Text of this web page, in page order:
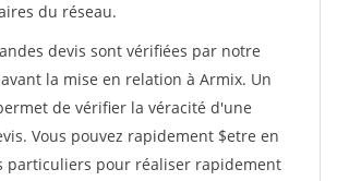
du réseau.
devis sont vérifiées par notre
la mise en relation à Armix. Un
de vérifier la véracité d'une
Vous pouvez rapidement $etre en
particuliers pour réaliser rapidement